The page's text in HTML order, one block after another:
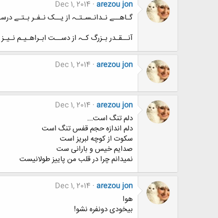
arezou jon
Dec 1, 2014
گـاهــﮯ نـدانـسـتـﮧ از یــک نـفـر بـتـﮯ
آنــقـدر بـزرگ کـﮧ از دســت ابـراهـیـم
arezou jon
Dec 1, 2014
arezou jon
Dec 1, 2014
دلم تنگ است...
دلم اندازه حجم قفس تنگ است
سکوت از کوچه لبریز است
صدایم خیس و بارانی ست
نمیدانم چرا در قلب من پاییز طولانیست
arezou jon
Dec 1, 2014
هوا
بیخودی دونفره نشو!